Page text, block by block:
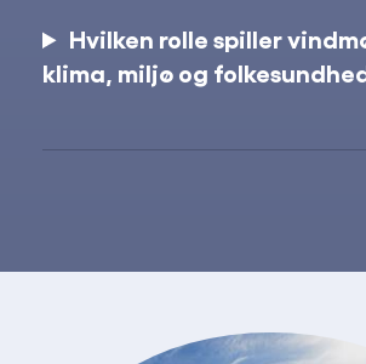
Hvilken rolle spiller
klima, miljø og